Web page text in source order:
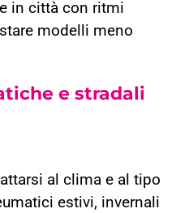
in città con ritmi
modelli meno
e stradali
al clima e al tipo
estivi, invernali